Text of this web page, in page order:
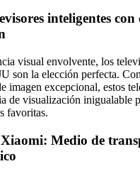
inteligentes con
visual envolvente, los
son la elección perfecta.
imagen excepcional, estos
de visualización inigualable
favoritas.
Medio de